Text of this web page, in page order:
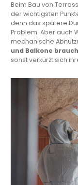
Beim Bau von
der wichtigsten
denn das spätere
Problem. Aber auch
mechanische
und Balkone
sonst verkürzt sich